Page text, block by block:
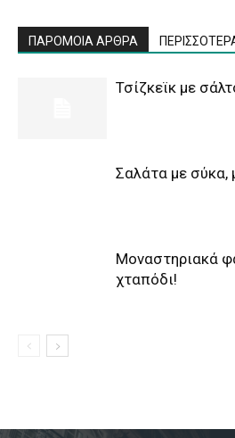
ΠΑΡΟΜΟΙΑ ΑΡΘΡΑ
Τσίζκεϊκ με
Σαλάτα με σύκα,
Μοναστηριακά
χταπόδι!